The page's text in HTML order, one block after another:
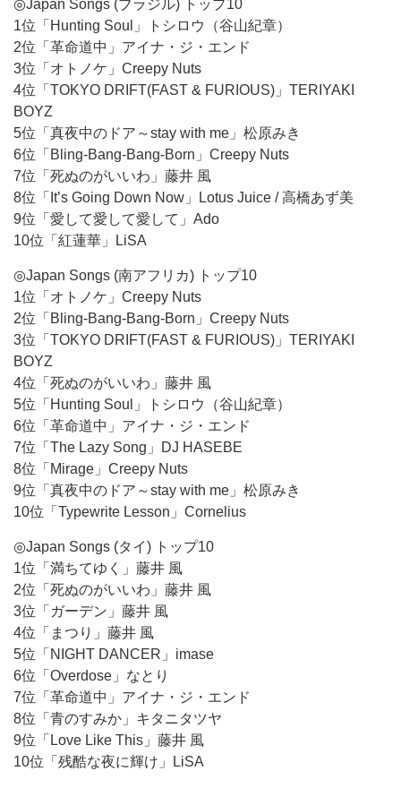
◎Japan Songs (ブラジル) トップ10
1位「Hunting Soul」トシロウ（谷山紀章）
2位「革命道中」アイナ・ジ・エンド
3位「オトノケ」Creepy Nuts
4位「TOKYO DRIFT(FAST & FURIOUS)」TERIYAKI
BOYZ
5位「真夜中のドア～stay with me」松原みき
6位「Bling-Bang-Bang-Born」Creepy Nuts
7位「死ぬのがいいわ」藤井 風
8位「It’s Going Down Now」Lotus Juice / 高橋あず美
9位「愛して愛して愛して」Ado
10位「紅蓮華」LiSA
◎Japan Songs (南アフリカ) トップ10
1位「オトノケ」Creepy Nuts
2位「Bling-Bang-Bang-Born」Creepy Nuts
3位「TOKYO DRIFT(FAST & FURIOUS)」TERIYAKI
BOYZ
4位「死ぬのがいいわ」藤井 風
5位「Hunting Soul」トシロウ（谷山紀章）
6位「革命道中」アイナ・ジ・エンド
7位「The Lazy Song」DJ HASEBE
8位「Mirage」Creepy Nuts
9位「真夜中のドア～stay with me」松原みき
10位「Typewrite Lesson」Cornelius
◎Japan Songs (タイ) トップ10
1位「満ちてゆく」藤井 風
2位「死ぬのがいいわ」藤井 風
3位「ガーデン」藤井 風
4位「まつり」藤井 風
5位「NIGHT DANCER」imase
6位「Overdose」なとり
7位「革命道中」アイナ・ジ・エンド
8位「青のすみか」キタニタツヤ
9位「Love Like This」藤井 風
10位「残酷な夜に輝け」LiSA